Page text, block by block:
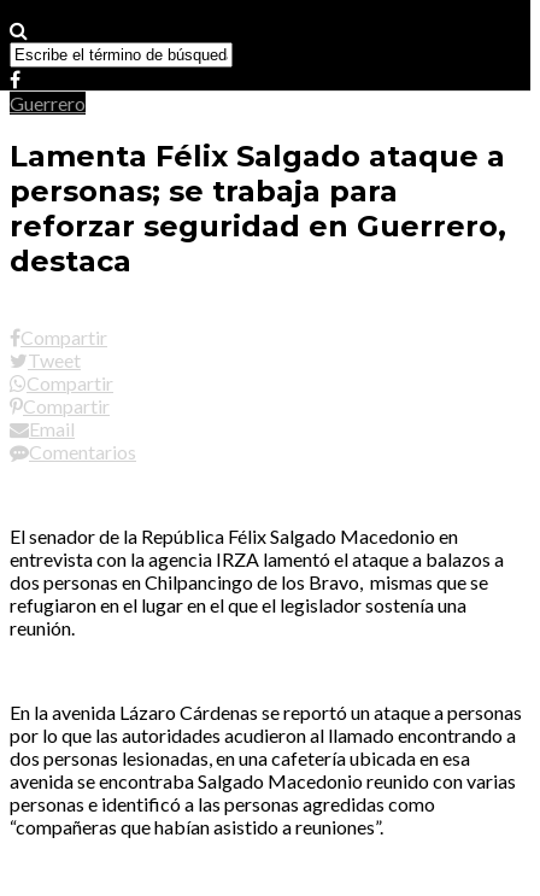
Guerrero
Lamenta Félix Salgado ataque a
personas; se trabaja para
reforzar seguridad en Guerrero,
destaca
Compartir
Tweet
Compartir
Compartir
Email
Comentarios
El senador de la República Félix Salgado Macedonio en
entrevista con la agencia IRZA lamentó el ataque a balazos a
dos personas en Chilpancingo de los Bravo, mismas que se
refugiaron en el lugar en el que el legislador sostenía una
reunión.
En la avenida Lázaro Cárdenas se reportó un ataque a personas
por lo que las autoridades acudieron al llamado encontrando a
dos personas lesionadas, en una cafetería ubicada en esa
avenida se encontraba Salgado Macedonio reunido con varias
personas e identificó a las personas agredidas como
“compañeras que habían asistido a reuniones”.